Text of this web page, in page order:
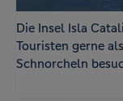
Die Insel Isla
Touristen gerne
Schnorcheln